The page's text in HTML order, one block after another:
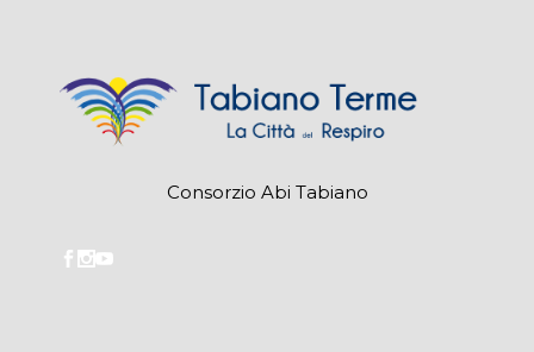
Consorzio Abi Tabiano